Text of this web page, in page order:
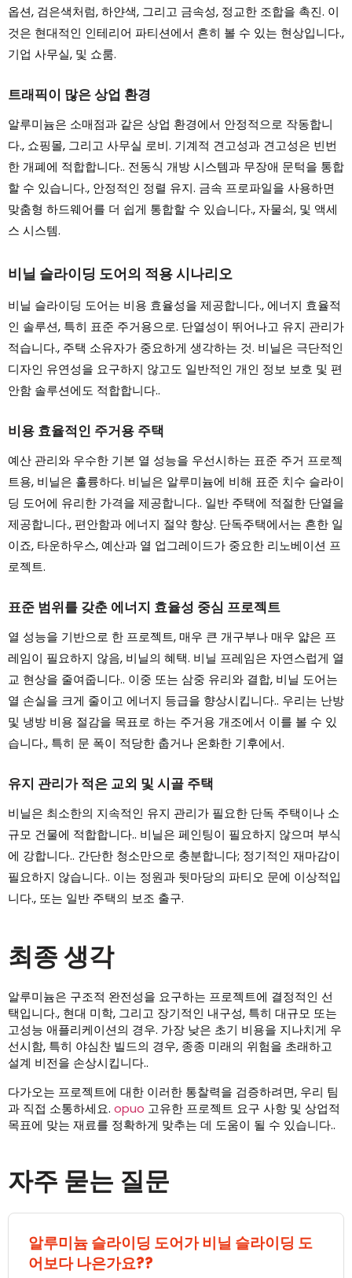
옵션, 검은색처럼, 하얀색, 그리고 금속성, 정교한 조합을 촉진. 이
것은 현대적인 인테리어 파티션에서 흔히 볼 수 있는 현상입니다.,
기업 사무실, 및 쇼룸.
트래픽이 많은 상업 환경
알루미늄은 소매점과 같은 상업 환경에서 안정적으로 작동합니
다., 쇼핑몰, 그리고 사무실 로비. 기계적 견고성과 견고성은 빈번
한 개폐에 적합합니다.. 전동식 개방 시스템과 무장애 문턱을 통합
할 수 있습니다., 안정적인 정렬 유지. 금속 프로파일을 사용하면
맞춤형 하드웨어를 더 쉽게 통합할 수 있습니다., 자물쇠, 및 액세
스 시스템.
비닐 슬라이딩 도어의 적용 시나리오
비닐 슬라이딩 도어는 비용 효율성을 제공합니다., 에너지 효율적
인 솔루션, 특히 표준 주거용으로. 단열성이 뛰어나고 유지 관리가
적습니다., 주택 소유자가 중요하게 생각하는 것. 비닐은 극단적인
디자인 유연성을 요구하지 않고도 일반적인 개인 정보 보호 및 편
안함 솔루션에도 적합합니다..
비용 효율적인 주거용 주택
예산 관리와 우수한 기본 열 성능을 우선시하는 표준 주거 프로젝
트용, 비닐은 훌륭하다. 비닐은 알루미늄에 비해 표준 치수 슬라이
딩 도어에 유리한 가격을 제공합니다.. 일반 주택에 적절한 단열을
제공합니다., 편안함과 에너지 절약 향상. 단독주택에서는 흔한 일
이죠, 타운하우스, 예산과 열 업그레이드가 중요한 리노베이션 프
로젝트.
표준 범위를 갖춘 에너지 효율성 중심 프로젝트
열 성능을 기반으로 한 프로젝트, 매우 큰 개구부나 매우 얇은 프
레임이 필요하지 않음, 비닐의 혜택. 비닐 프레임은 자연스럽게 열
교 현상을 줄여줍니다.. 이중 또는 삼중 유리와 결합, 비닐 도어는
열 손실을 크게 줄이고 에너지 등급을 향상시킵니다.. 우리는 난방
및 냉방 비용 절감을 목표로 하는 주거용 개조에서 이를 볼 수 있
습니다., 특히 문 폭이 적당한 춥거나 온화한 기후에서.
유지 관리가 적은 교외 및 시골 주택
비닐은 최소한의 지속적인 유지 관리가 필요한 단독 주택이나 소
규모 건물에 적합합니다.. 비닐은 페인팅이 필요하지 않으며 부식
에 강합니다.. 간단한 청소만으로 충분합니다; 정기적인 재마감이
필요하지 않습니다.. 이는 정원과 뒷마당의 파티오 문에 이상적입
니다., 또는 일반 주택의 보조 출구.
최종 생각
알루미늄은 구조적 완전성을 요구하는 프로젝트에 결정적인 선
택입니다., 현대 미학, 그리고 장기적인 내구성, 특히 대규모 또는
고성능 애플리케이션의 경우. 가장 낮은 초기 비용을 지나치게 우
선시함, 특히 야심찬 빌드의 경우, 종종 미래의 위험을 초래하고
설계 비전을 손상시킵니다..
다가오는 프로젝트에 대한 이러한 통찰력을 검증하려면, 우리 팀
과 직접 소통하세요. opuo 고유한 프로젝트 요구 사항 및 상업적
목표에 맞는 재료를 정확하게 맞추는 데 도움이 될 수 있습니다..
자주 묻는 질문
알루미늄 슬라이딩 도어가 비닐 슬라이딩 도
어보다 나은가요??